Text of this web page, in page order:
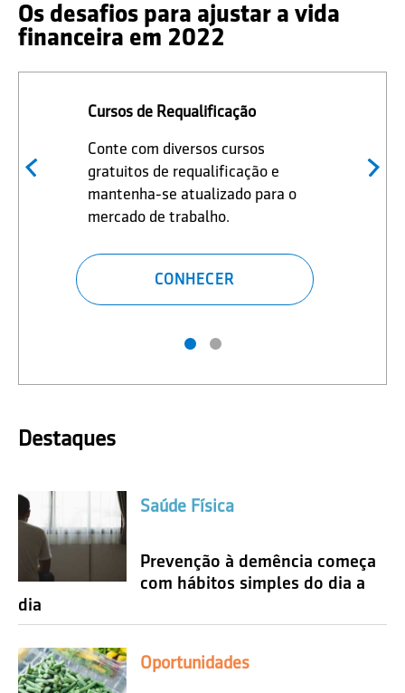
Os desafios para ajustar a vida
financeira em 2022
Cursos de Requalificação
Conte com diversos cursos
gratuitos de requalificação e
mantenha-se atualizado para o
mercado de trabalho.
CONHECER
Destaques
Saúde Física
Prevenção à demência começa
com hábitos simples do dia a
dia
Oportunidades